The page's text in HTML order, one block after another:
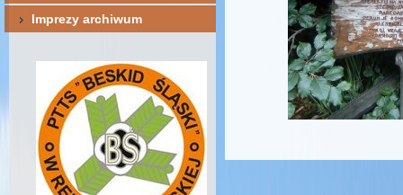
Imprezy archiwum